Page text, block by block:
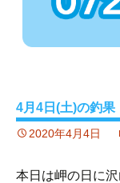
4月4日(土)の釣果
2020年4月4日
本日は岬の日に